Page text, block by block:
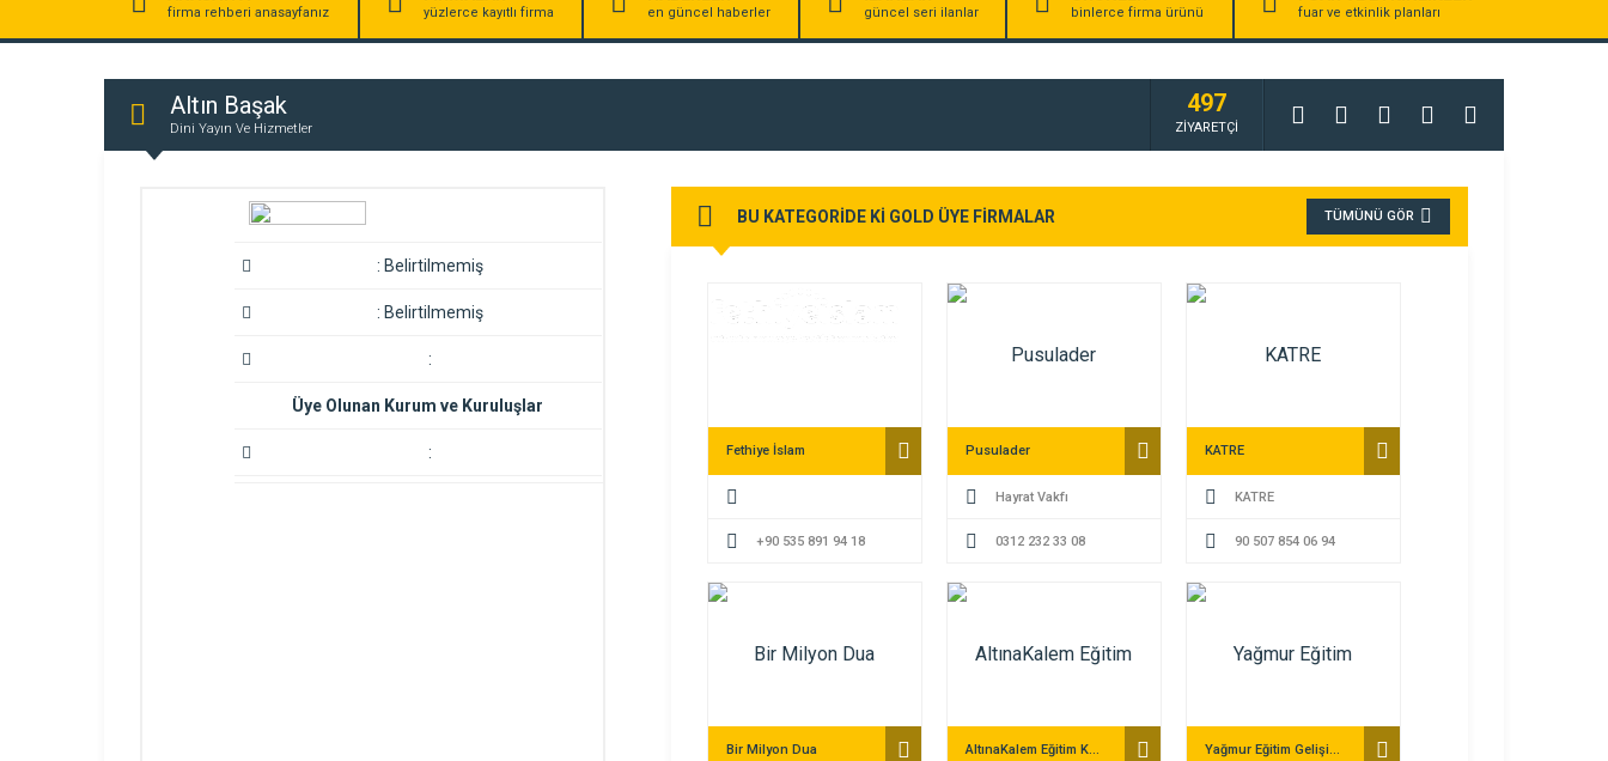
firma rehberi anasayfanız yüzlerce kayıtlı firma en güncel haberler güncel seri ilanlar binlerce firma ürünü fuar ve etkinlik planları
Altın Başak
Dini Yayın Ve Hizmetler
497
ZİYARETÇİ
BU KATEGORİDE Kİ GOLD ÜYE FİRMALAR TÜMÜNÜ GÖR
Fethiye İslam
+90 535 891 94 18
Pusulader
Hayrat Vakfı
0312 232 33 08
KATRE
KATRE
90 507 854 06 94
Bir Milyon Dua AltınaKalem Eğitim Kültür ve Yardımlaşma Derneği Yağmur Eğitim Gelişim Derneği
: Belirtilmemiş
: Belirtilmemiş
:
Üye Olunan Kurum ve Kuruluşlar
: